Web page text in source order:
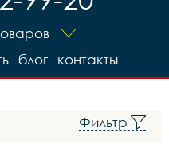
контакты
блог
Фильтр